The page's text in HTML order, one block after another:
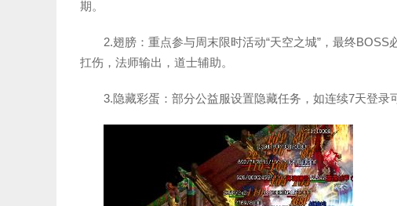
期。
2.翅膀：重点参与周末限时活动“天空之城”，最终
扛伤，法师输出，道士辅助。
3.隐藏彩蛋：部分公益服设置隐藏任务，如连续7天登录